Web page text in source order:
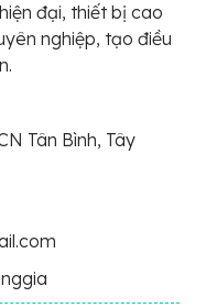
đại, thiết bị cao
nghiệp, tạo điều
Tân Bình, Tây